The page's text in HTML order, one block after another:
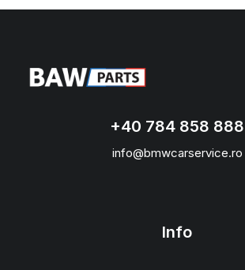
+40 784 858 888
info@bmwcarservice.ro
Info